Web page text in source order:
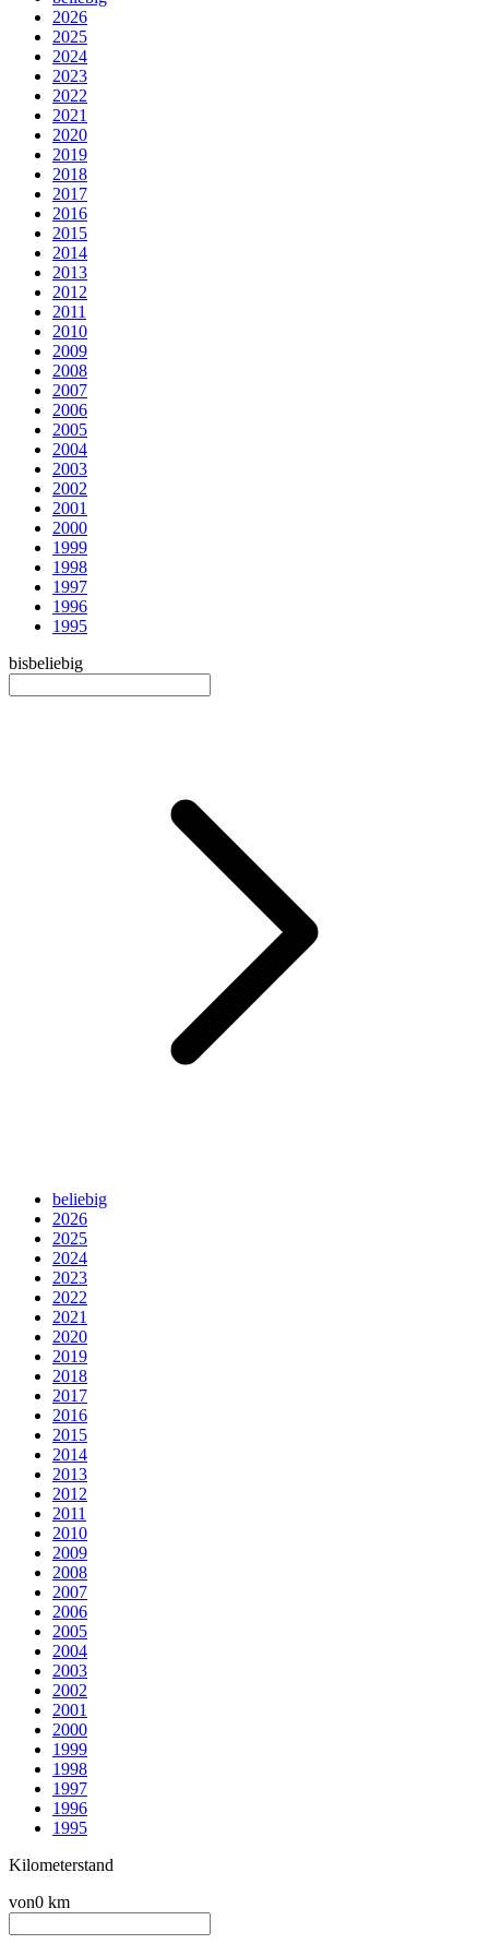
2026
2025
2024
2023
2022
2021
2020
2019
2018
2017
2016
2015
2014
2013
2012
2011
2010
2009
2008
2007
2006
2005
2004
2003
2002
2001
2000
1999
1998
1997
1996
1995
bisbeliebig
beliebig
2026
2025
2024
2023
2022
2021
2020
2019
2018
2017
2016
2015
2014
2013
2012
2011
2010
2009
2008
2007
2006
2005
2004
2003
2002
2001
2000
1999
1998
1997
1996
1995
Kilometerstand
von0 km